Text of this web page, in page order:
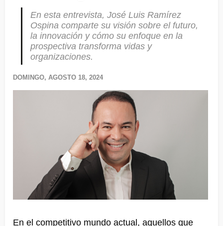
En esta entrevista, José Luis Ramírez
Ospina comparte su visión sobre el futuro,
la innovación y cómo su enfoque en la
prospectiva transforma vidas y
organizaciones.
DOMINGO, AGOSTO 18, 2024
En el competitivo mundo actual, aquellos que